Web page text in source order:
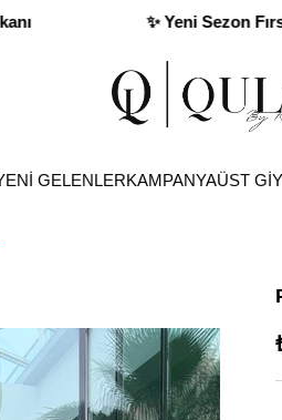
💳 Kapıda Ödeme İmkanı
GELENLERKAMPANYAÜST